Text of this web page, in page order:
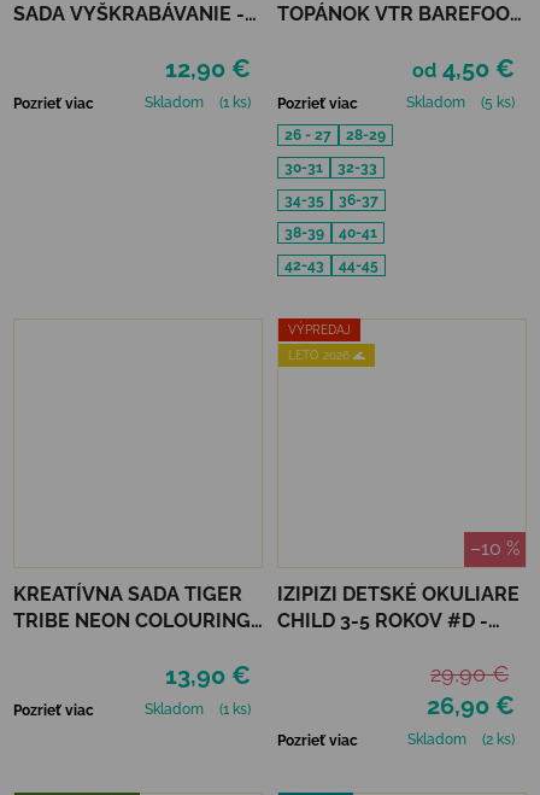
SADA VYŠKRABÁVANIE -
12,90 €
Pozrieť viac Skladom (1 ks)
TOPÁNOK VTR BAREFOOT
od 4,50 €
Pozrieť viac Skladom
(5 ks)
26 - 27
28-29
30-31
32-33
34-35
36-37
38-39
40-41
42-43
44-45
KREATÍVNA SADA TIGER
TRIBE NEON COLOURING
13,90 €
Pozrieť viac Skladom (1 ks)
VÝPREDAJ
LETO 2026 🌊
–10 %
IZIPIZI DETSKÉ OKULIARE
CHILD 3-5 ROKOV #D -
26,90 €
29,90 €
Pozrieť viac Skladom (2 ks)